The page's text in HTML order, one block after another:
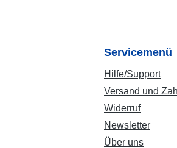
Servicemenü
Hilfe/Support
Versand und
Widerruf
Newsletter
Über uns